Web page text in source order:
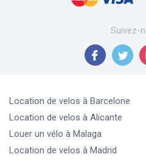
Suivez-
Location de velos à Barcelone
Location de velos à Alicante
Louer un vélo à Malaga
Location de velos à Madrid